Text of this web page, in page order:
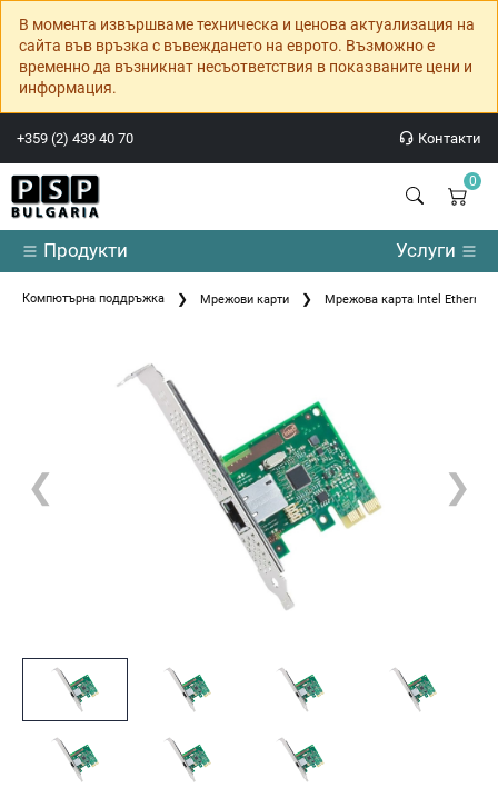
В момента извършваме техническа и ценова актуализация на
сайта във връзка с въвеждането на еврото. Възможно е
временно да възникнат несъответствия в показваните цени и
информация.
+359 (2) 439 40 70 Контакти
0
Продукти Услуги
Компютърна поддръжка Мрежови карти Мрежова карта Intel Ethernet
❮ ❯